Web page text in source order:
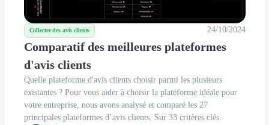
Collecter des avis clients 24/10/2024
Comparatif des meilleures plateformes
d'avis clients
Quelle plateforme d'avis clients choisir parmi les plusieurs
existantes ? Pour vous aider à choisir la plateforme idéale pour
votre entreprise, nous avons analysé et comparé les 27
principales plateformes d’avis clients. Sur 33 critères clés.